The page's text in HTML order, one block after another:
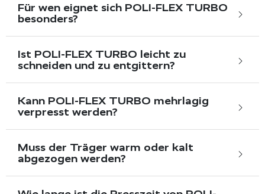
Für wen eignet sich POLI-FLEX TURBO
besonders?
Ist POLI-FLEX TURBO leicht zu
schneiden und zu entgittern?
Kann POLI-FLEX TURBO mehrlagig
verpresst werden?
Muss der Träger warm oder kalt
abgezogen werden?